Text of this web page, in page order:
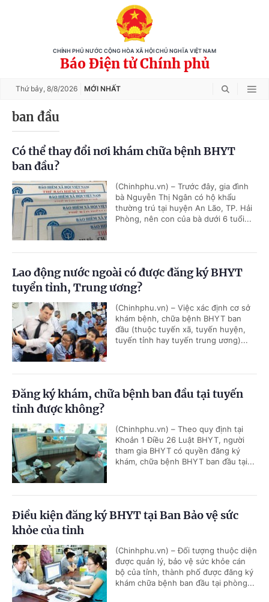
CHÍNH PHỦ NƯỚC CỘNG HÒA XÃ HỘI CHỦ NGHĨA VIỆT NAM
Báo Điện tử Chính phủ
Thứ bảy, 8/8/2026 MỚI NHẤT
ban đầu
Có thể thay đổi nơi khám chữa bệnh BHYT
ban đầu?
(Chinhphu.vn) – Trước đây, gia đình
bà Nguyễn Thị Ngân có hộ khẩu
thường trú tại huyện An Lão, TP. Hải
Phòng, nên con của bà dưới 6 tuổi...
Lao động nước ngoài có được đăng ký BHYT
tuyển tỉnh, Trung ương?
(Chinhphu.vn) – Việc xác định cơ sở
khám bệnh, chữa bệnh BHYT ban
đầu (thuộc tuyến xã, tuyến huyện,
tuyến tỉnh hay tuyến trung ương)...
Đăng ký khám, chữa bệnh ban đầu tại tuyến
tỉnh được không?
(Chinhphu.vn) – Theo quy định tại
Khoản 1 Điều 26 Luật BHYT, người
tham gia BHYT có quyền đăng ký
khám, chữa bệnh BHYT ban đầu tại...
Điều kiện đăng ký BHYT tại Ban Bảo vệ sức
khỏe của tỉnh
(Chinhphu.vn) – Đối tượng thuộc diện
được quản lý, bảo vệ sức khỏe cán
bộ của tỉnh, thành phố được đăng ký
khám chữa bệnh ban đầu tại phòng...